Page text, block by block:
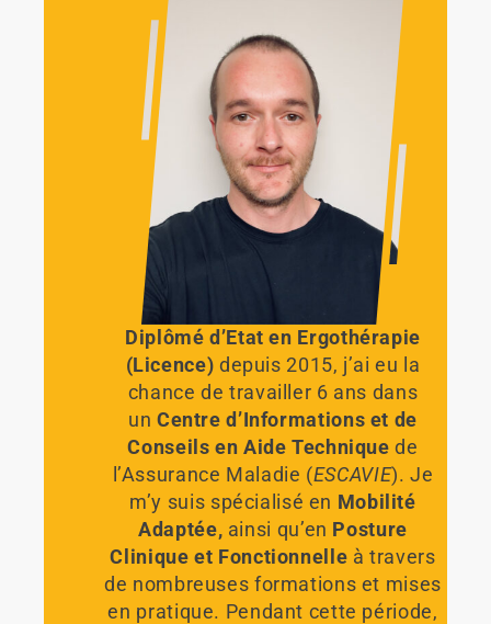
Diplômé d’Etat en Ergothérapie
(Licence) depuis 2015, j’ai eu la
chance de travailler 6 ans dans
un Centre d’Informations et de
Conseils en Aide Technique de
l’Assurance Maladie (ESCAVIE). Je
m’y suis spécialisé en Mobilité
Adaptée, ainsi qu’en Posture
Clinique et Fonctionnelle à travers
de nombreuses formations et mises
en pratique. Pendant cette période,